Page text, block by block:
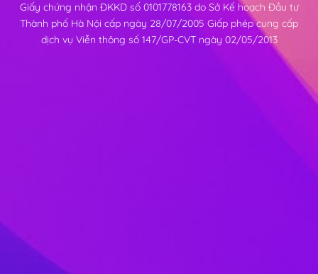
Giấy chứng nhận ĐKKD số 0101778163 do Sở Kế hoạch Đầu tư
Thành phố Hà Nội cấp ngày 28/07/2005 Giấp phép cung cấp
dịch vụ Viễn thông số 147/GP-CVT ngày 02/05/2013